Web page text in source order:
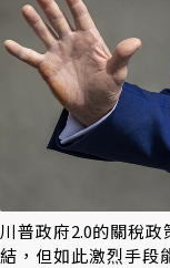
川普政府2.0的關稅
結，但如此激烈手段